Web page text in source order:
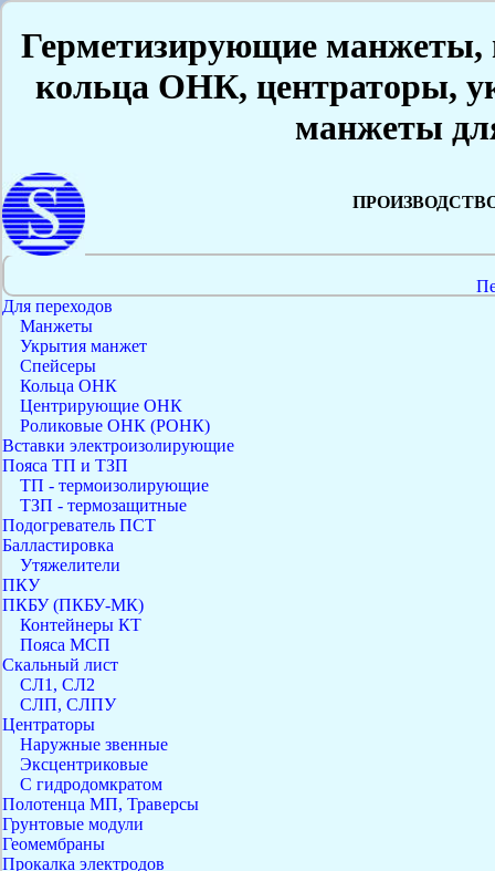
Герметизирующие манжеты,
кольца ОНК, центраторы,
манжеты
Для переходов
Манжеты
Укрытия манжет
Спейсеры
Кольца ОНК
Центрирующие ОНК
Роликовые ОНК (РОНК)
Вставки электроизолирующие
Пояса ТП и ТЗП
ТП - термоизолирующие
ТЗП - термозащитные
Подогреватель ПСТ
Балластировка
Утяжелители
ПКУ
ПКБУ (ПКБУ-МК)
Контейнеры КТ
Пояса МСП
Скальный лист
СЛ1, СЛ2
СЛП, СЛПУ
Центраторы
Наружные звенные
Эксцентриковые
С гидродомкратом
Полотенца МП, Траверсы
Грунтовые модули
Геомембраны
Прокалка электродов